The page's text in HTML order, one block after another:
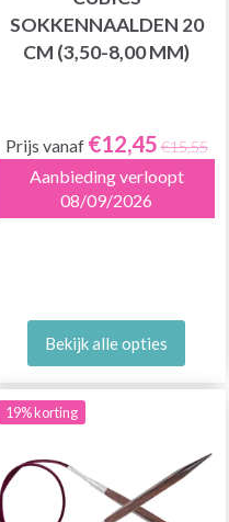
SOKKENNAALDEN 20
CM (3,50-8,00 MM)
Prijs vanaf €12,45 €15,55
Aanbieding verloopt
08/09/2026
Bekijk alle opties
19% korting